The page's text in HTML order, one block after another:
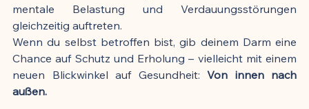
mentale Belastung und Verdauungsstörungen
gleichzeitig auftreten.
Wenn du selbst betroffen bist, gib deinem Darm eine
Chance auf Schutz und Erholung – vielleicht mit einem
neuen Blickwinkel auf Gesundheit: Von innen nach
außen.